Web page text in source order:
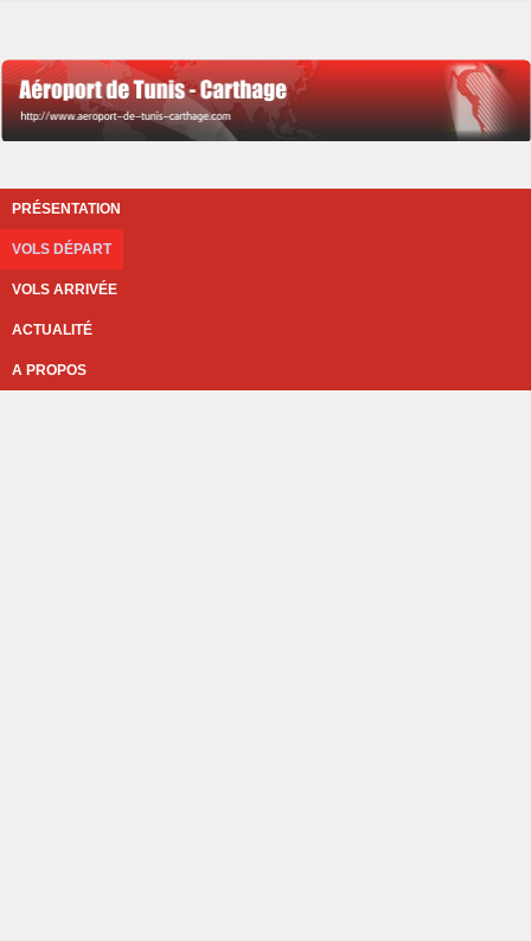
PRÉSENTATION
VOLS DÉPART
VOLS ARRIVÉE
ACTUALITÉ
A PROPOS